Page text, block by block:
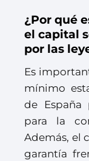
¿Por qué
el capital
por las
Es
mínimo
de España
para la
Además, el
garantía